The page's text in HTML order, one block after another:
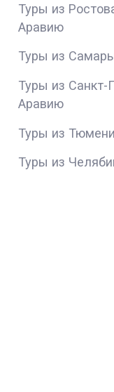
Туры из
Аравию
Туры из
Туры из Санкт-
Аравию
Туры из
Туры из